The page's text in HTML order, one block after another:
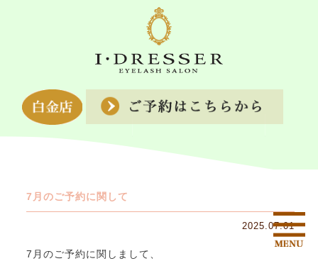
7月のご予約に関して
2025.07.01
7月のご予約に関しまして、